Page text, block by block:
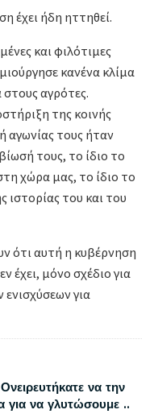
έχει ήδη ηττηθεί.
και φιλότιμες
κανένα κλίμα
αγρότες.
της κοινής
αγωνίας τους ήταν
τους, το ίδιο το
χώρα μας, το ίδιο το
ιστορίας του και του
ότι αυτή η κυβέρνηση
έχει, μόνο σχέδιο για
για
να την
για να γλυτώσουμε ..